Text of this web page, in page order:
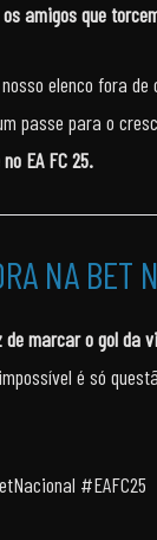
amigos que
elenco fora de
passe para o
EA FC 25.
NA BET
de marcar o gol da
é só
#EAFC25